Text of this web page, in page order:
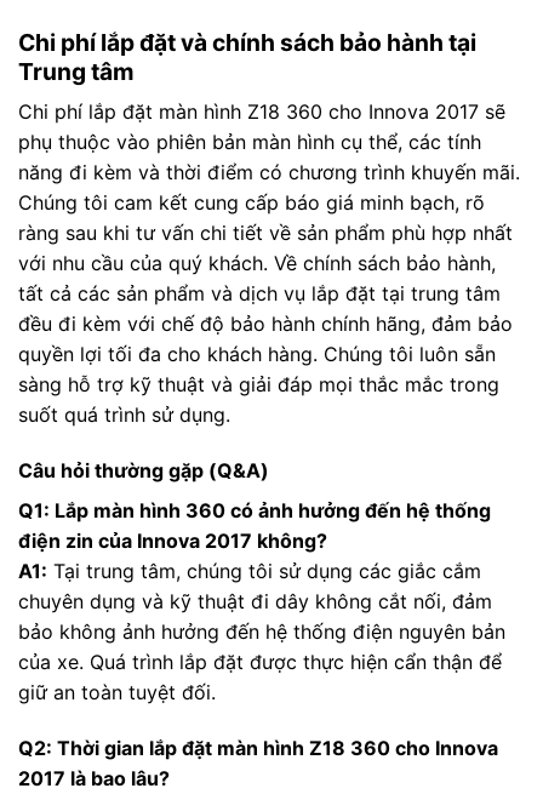
Chi phí lắp đặt và chính sách bảo hành tại
Trung tâm
Chi phí lắp đặt màn hình Z18 360 cho Innova 2017 sẽ
phụ thuộc vào phiên bản màn hình cụ thể, các tính
năng đi kèm và thời điểm có chương trình khuyến mãi.
Chúng tôi cam kết cung cấp báo giá minh bạch, rõ
ràng sau khi tư vấn chi tiết về sản phẩm phù hợp nhất
với nhu cầu của quý khách. Về chính sách bảo hành,
tất cả các sản phẩm và dịch vụ lắp đặt tại trung tâm
đều đi kèm với chế độ bảo hành chính hãng, đảm bảo
quyền lợi tối đa cho khách hàng. Chúng tôi luôn sẵn
sàng hỗ trợ kỹ thuật và giải đáp mọi thắc mắc trong
suốt quá trình sử dụng.
Câu hỏi thường gặp (Q&A)
Q1: Lắp màn hình 360 có ảnh hưởng đến hệ thống
điện zin của Innova 2017 không?
A1: Tại trung tâm, chúng tôi sử dụng các giắc cắm
chuyên dụng và kỹ thuật đi dây không cắt nối, đảm
bảo không ảnh hưởng đến hệ thống điện nguyên bản
của xe. Quá trình lắp đặt được thực hiện cẩn thận để
giữ an toàn tuyệt đối.
Q2: Thời gian lắp đặt màn hình Z18 360 cho Innova
2017 là bao lâu?